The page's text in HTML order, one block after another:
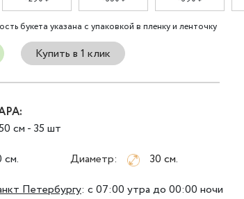
букета указана с упаковкой в пленку и ленточку
Купить в 1 клик
см - 35 шт
см. Диаметр:
30 см.
Петербургу: с 07:00 утра до 00:00 ночи